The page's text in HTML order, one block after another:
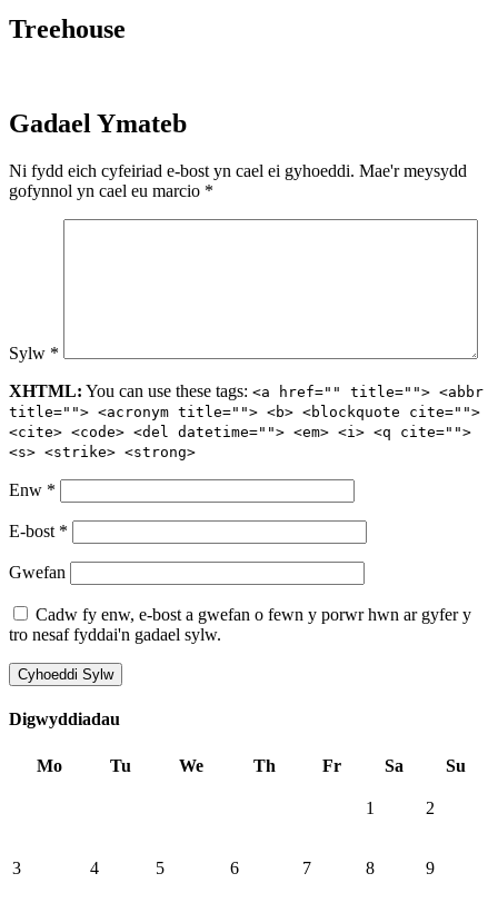
Treehouse
Gadael Ymateb
Ni fydd eich cyfeiriad e-bost yn cael ei gyhoeddi. Mae'r meysydd
gofynnol yn cael eu marcio *
Sylw *
XHTML: You can use these tags: <a href="" title=""> <abbr
title=""> <acronym title=""> <b> <blockquote cite="">
<cite> <code> <del datetime=""> <em> <i> <q cite="">
<s> <strike> <strong>
Enw *
E-bost *
Gwefan
Cadw fy enw, e-bost a gwefan o fewn y porwr hwn ar gyfer y
tro nesaf fyddai'n gadael sylw.
Digwyddiadau
Mo Tu We Th Fr Sa Su
1 2
3 4 5 6 7 8 9